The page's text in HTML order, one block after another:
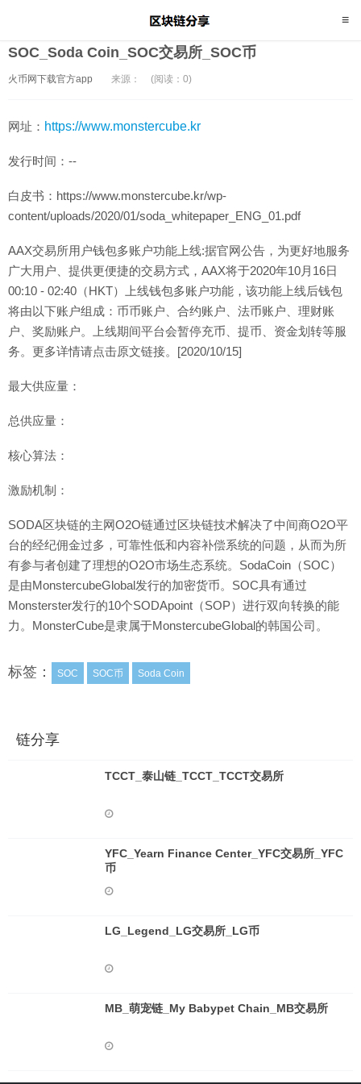
SOC_Soda Coin_SOC交易所_SOC币
火币网下载官方app 来源： (阅读：0)
网址： https://www.monstercube.kr
发行时间：--
白皮书：https://www.monstercube.kr/wp-
content/uploads/2020/01/soda_whitepaper_ENG_01.pdf
AAX交易所用户钱包多账户功能上线:据官网公告，为更好地服务
广大用户、提供更便捷的交易方式，AAX将于2020年10月16日
00:10 - 02:40（HKT）上线钱包多账户功能，该功能上线后钱包
将由以下账户组成：币币账户、合约账户、法币账户、理财账
户、奖励账户。上线期间平台会暂停充币、提币、资金划转等服
务。更多详情请点击原文链接。[2020/10/15]
最大供应量：
总供应量：
核心算法：
激励机制：
SODA区块链的主网O2O链通过区块链技术解决了中间商O2O平
台的经纪佣金过多，可靠性低和内容补偿系统的问题，从而为所
有参与者创建了理想的O2O市场生态系统。SodaCoin（SOC）
是由MonstercubeGlobal发行的加密货币。SOC具有通过
Monsterster发行的10个SODApoint（SOP）进行双向转换的能
力。MonsterCube是隶属于MonstercubeGlobal的韩国公司。
标签： SOC SOC币 Soda Coin
链分享
TCCT_泰山链_TCCT_TCCT交易所
YFC_Yearn Finance Center_YFC交易所_YFC
币
LG_Legend_LG交易所_LG币
MB_萌宠链_My Babypet Chain_MB交易所